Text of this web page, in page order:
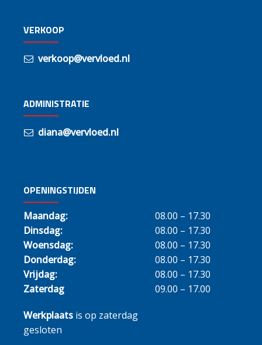
VERKOOP
verkoop@vervloed.nl
ADMINISTRATIE
diana@vervloed.nl
OPENINGSTIJDEN
Maandag:
08.00 – 17.30
Dinsdag:
08.00 – 17.30
Woensdag:
08.00 – 17.30
Donderdag:
08.00 – 17.30
Vrijdag:
08.00 – 17.30
Zaterdag
09.00 – 17.00
Werkplaats is op zaterdag
gesloten